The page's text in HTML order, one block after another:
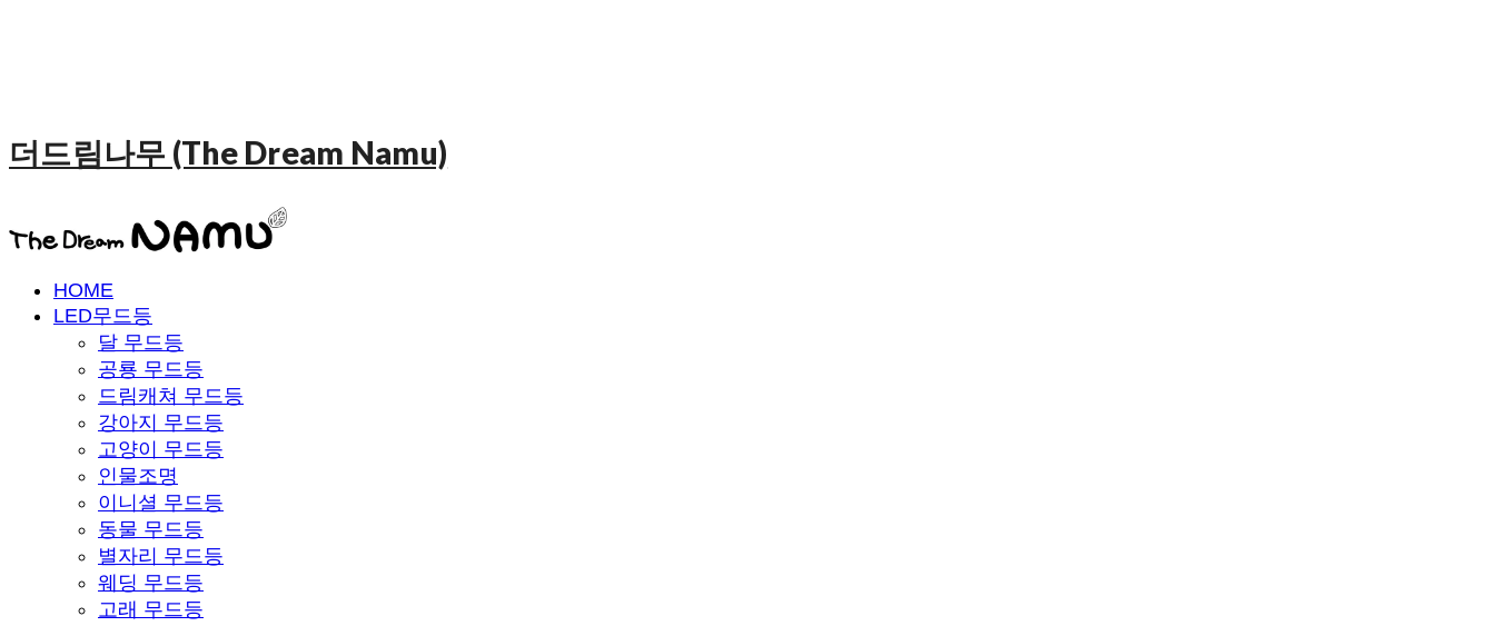
더드림나무 (The Dream Namu)
HOME
LED무드등
달 무드등
공룡 무드등
드림캐쳐 무드등
강아지 무드등
고양이 무드등
인물조명
이니셜 무드등
동물 무드등
별자리 무드등
웨딩 무드등
고래 무드등